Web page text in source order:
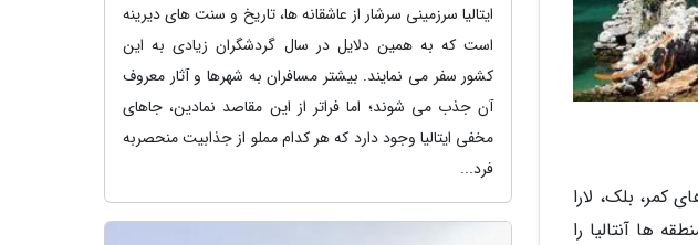
کمر، بلک، لارا
ها آنتالیا را
ایتالیا سرزمینی سرشار از عاشقانه ها، تاریخ و سنت های دیرینه
است که به همین دلایل در سال گردشگران زیادی به این
کشور سفر می نمایند. بیشتر مسافران به شهرها و آثار معروف
آن جذب می شوند؛ اما فراتر از این مقاصد نمادین، جاهای
مخفی ایتالیا وجود دارد که هر کدام مملو از جذابیت منحصربه
فرد...